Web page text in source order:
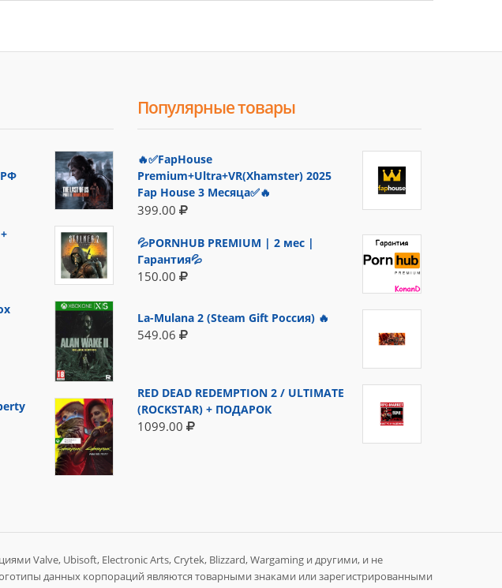
РФ
Популярные товары
🔥✅FapHouse
Premium+Ultra+VR(Xhamster) 2025
Fap House 3 Месяца✅🔥
399.00
💦PORNHUB PREMIUM | 2 мес |
Гарантия💦
150.00
La-Mulana 2 (Steam Gift Россия) 🔥
549.06
RED DEAD REDEMPTION 2 / ULTIMATE
(ROCKSTAR) + ПОДАРОК
1099.00
Valve, Ubisoft, Electronic Arts, Crytek, Blizzard, Wargaming и другими, и не
данных корпораций являются товарными знаками или зарегистрированными